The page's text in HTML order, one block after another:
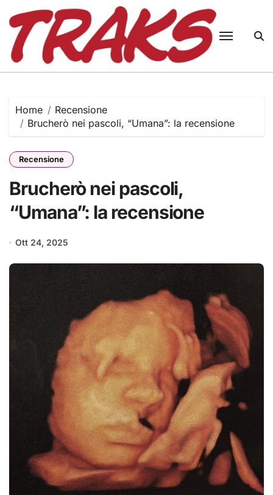
content
Home
Recensione
Brucherò nei pascoli, “Umana”: la recensione
Recensione
Brucherò nei pascoli,
“Umana”: la recensione
Ott 24, 2025